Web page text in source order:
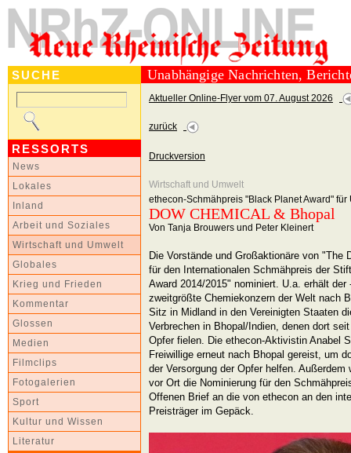
SUCHE
RESSORTS
News
Lokales
Inland
Arbeit und Soziales
Wirtschaft und Umwelt
Globales
Krieg und Frieden
Kommentar
Glossen
Medien
Filmclips
Fotogalerien
Sport
Kultur und Wissen
Literatur
Unabhängige Nachrichten,
Aktueller Online-Flyer vom 07. August 2026
zurück
Druckversion
Wirtschaft und Umwelt
ethecon-Schmähpreis "Black Planet Award"
DOW CHEMICAL & Bhopal
Von Tanja Brouwers und Peter Kleinert
Die Vorstände und Großaktionäre von "The
für den Internationalen Schmähpreis der
Award 2014/2015" nominiert. U.a. erhält
zweitgrößte Chemiekonzern der Welt nach
Sitz in Midland in den Vereinigten Staaten
Verbrechen in Bhopal/Indien, denen dort
Opfer fielen. Die ethecon-Aktivistin Anabel
Freiwillige erneut nach Bhopal gereist, um
der Versorgung der Opfer helfen.
vor Ort die Nominierung für den
Offenen Brief an die von ethecon an den
Preisträger im Gepäck.